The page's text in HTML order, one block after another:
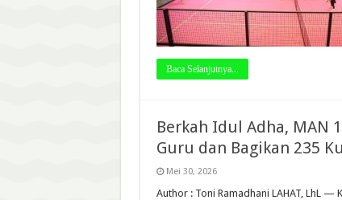
Baca Selanjutnya...
Berkah Idul Adha, MAN
Guru dan Bagikan 235
Mei 30, 2026
Author : Toni Ramadhani LAHAT, LhL —